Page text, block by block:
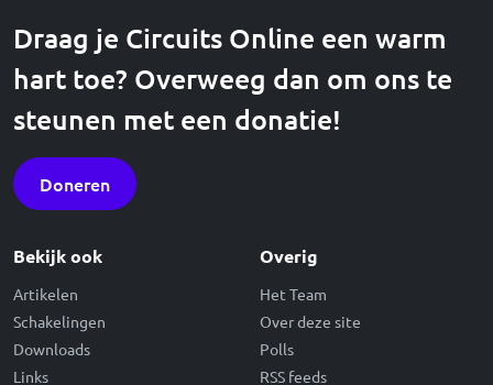
Draag je Circuits Online een warm
hart toe? Overweeg dan om ons te
steunen met een donatie!
Doneren
Bekijk ook
Artikelen
Schakelingen
Downloads
Links
Overig
Het Team
Over deze site
Polls
RSS feeds